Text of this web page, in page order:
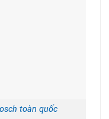
toàn quốc